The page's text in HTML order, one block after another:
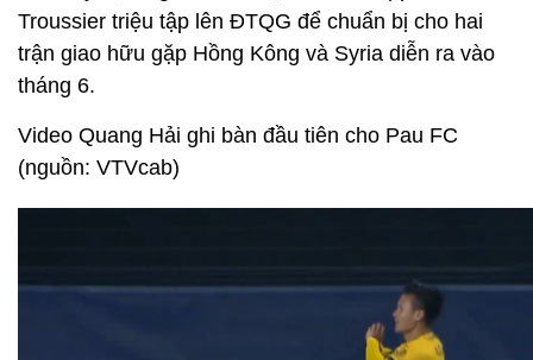
Troussier triệu tập lên ĐTQG để chuẩn bị cho hai
trận giao hữu gặp Hồng Kông và Syria diễn ra vào
tháng 6.
Video Quang Hải ghi bàn đầu tiên cho Pau FC
(nguồn: VTVcab)